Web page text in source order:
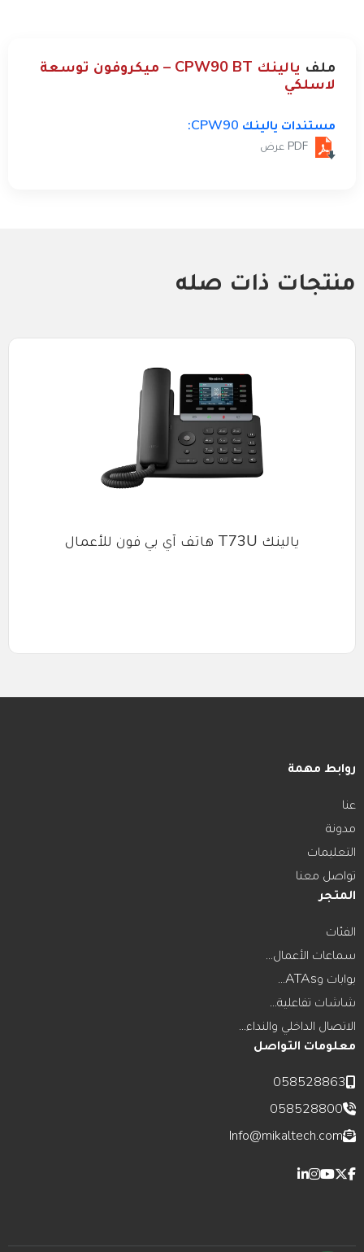
ملف
يالينك CPW90 BT – ميكروفون توسعة
لاسلكي
مستندات يالينك CPW90:
منتجات ذات صله
يالينك T73U هاتف آي بي فون للأعمال
روابط مهمة
عنا
مدونة
التعليمات
تواصل معنا
المتجر
الفئات
سماعات الأعمال...
بوابات وATAs...
شاشات تفاعلية...
الاتصال الداخلي والنداء...
معلومات التواصل
058528863
058528800
Info@mikaltech.com